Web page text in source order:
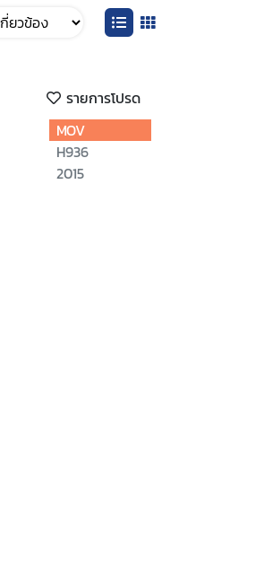
รายการโปรด
MOV
H936
2015